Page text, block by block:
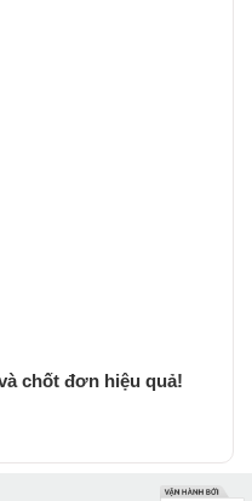
chốt đơn hiệu quả!